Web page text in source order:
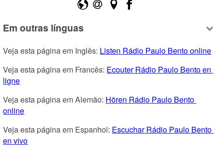
Em outras línguas
Veja esta página em Inglês: Listen Rádio Paulo Bento online
Veja esta página em Francês: Ecouter Rádio Paulo Bento en
ligne
Veja esta página em Alemão: Hören Rádio Paulo Bento
online
Veja esta página em Espanhol: Escuchar Rádio Paulo Bento
en vivo